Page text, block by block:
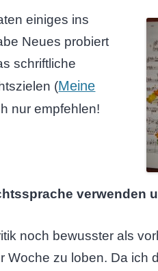
einiges ins
Neues probiert
schriftliche
(Meine
nur empfehlen!
verwenden
noch bewusster als
Woche zu loben. Da ich